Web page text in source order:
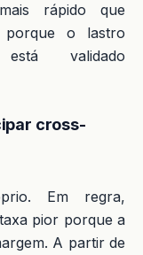
rápido que
porque o lastro
validado
cross-
Em regra,
pior porque a
A partir de